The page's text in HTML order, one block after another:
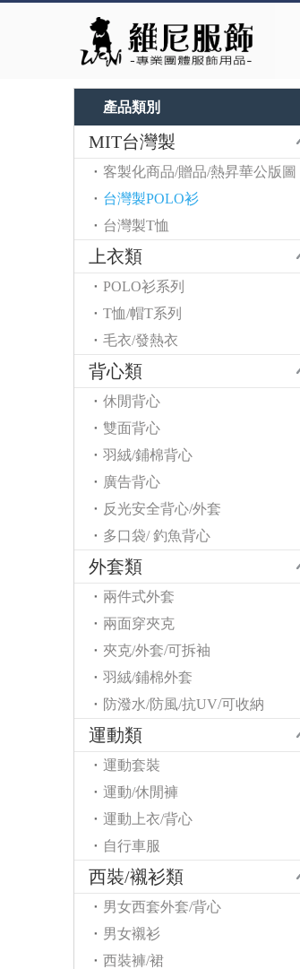
產品類別
MIT台灣製
客製化商品/贈品/熱昇華公版圖
台灣製POLO衫
台灣製T恤
上衣類
POLO衫系列
T恤/帽T系列
毛衣/發熱衣
背心類
休閒背心
雙面背心
羽絨/鋪棉背心
廣告背心
反光安全背心/外套
多口袋/ 釣魚背心
外套類
兩件式外套
兩面穿夾克
夾克/外套/可拆袖
羽絨/鋪棉外套
防潑水/防風/抗UV/可收納
運動類
運動套裝
運動/休閒褲
運動上衣/背心
自行車服
西裝/襯衫類
男女西套外套/背心
男女襯衫
西裝褲/裙